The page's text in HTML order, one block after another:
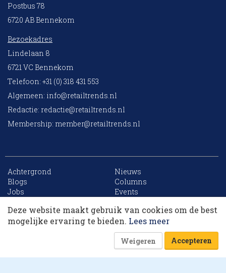
Postbus 78
6720 AB Bennekom
Bezoekadres
Lindelaan 8
6721 VC Bennekom
Telefoon: +31 (0) 318 431 553
Algemeen: info@retailtrends.nl
Redactie: redactie@retailtrends.nl
Membership: member@retailtrends.nl
Achtergrond
Nieuws
Blogs
Columns
Jobs
Events
Archief
Sitemap
Website is powered by
Deze website maakt gebruik van cookies om de best
mogelijke ervaring te bieden. Lees meer
Weigeren Accepteren
10 collega’s
Korting op events